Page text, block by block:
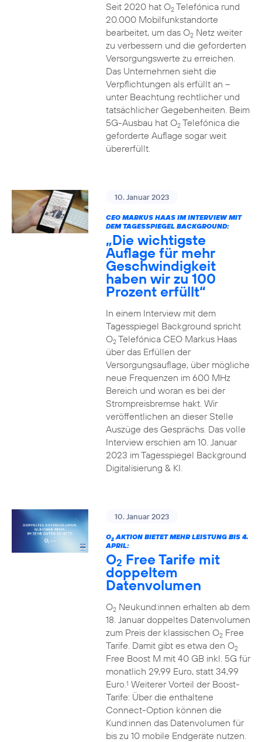
Seit 2020 hat O2Telefónica rund
20.000 Mobilfunkstandorte
bearbeitet, um das O2Netz weiter
zu verbessern und die geforderten
Versorgungswerte zu erreichen.
Das Unternehmen sieht die
Verpflichtungen als erfüllt an –
unter Beachtung rechtlicher und
tatsächlicher Gegebenheiten. Beim
5G-Ausbau hat O2Telefónica die
geforderte Auflage sogar weit
übererfüllt.
10. Januar 2023
CEO MARKUS HAAS IM INTERVIEW MIT
DEM TAGESSPIEGEL BACKGROUND:
„Die wichtigste
Auflage für mehr
Geschwindigkeit
haben wir zu 100
Prozent erfüllt“
In einem Interview mit dem
Tagesspiegel Background spricht
O2Telefónica CEO Markus Haas
über das Erfüllen der
Versorgungsauflage, über mögliche
neue Frequenzen im 600 MHz
Bereich und woran es bei der
Strompreisbremse hakt. Wir
veröffentlichen an dieser Stelle
Auszüge des Gesprächs. Das volle
Interview erschien am 10. Januar
2023 im Tagesspiegel Background
Digitalisierung & KI.
10. Januar 2023
O2AKTION BIETET MEHR LEISTUNG BIS 4.
APRIL:
O2 Free Tarife mit
doppeltem
Datenvolumen
O2Neukund:innen erhalten ab dem
18. Januar doppeltes Datenvolumen
zum Preis der klassischen O2Free
Tarife. Damit gibt es etwa den O2
Free Boost M mit 40 GB inkl. 5G für
monatlich 29,99 Euro, statt 34,99
Euro.1 Weiterer Vorteil der Boost-
Tarife: Über die enthaltene
Connect-Option können die
Kund:innen das Datenvolumen für
bis zu 10 mobile Endgeräte nutzen.